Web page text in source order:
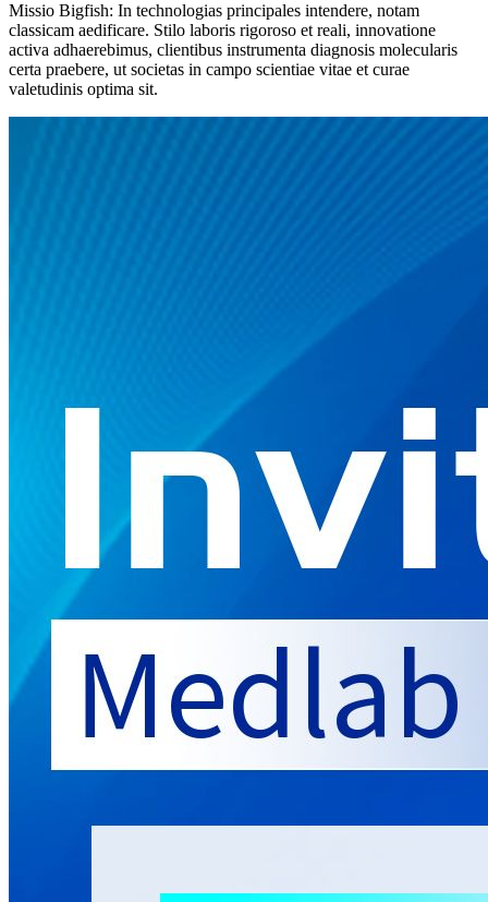
Missio Bigfish: In technologias principales intendere, notam
classicam aedificare. Stilo laboris rigoroso et reali, innovatione
activa adhaerebimus, clientibus instrumenta diagnosis molecularis
certa praebere, ut societas in campo scientiae vitae et curae
valetudinis optima sit.